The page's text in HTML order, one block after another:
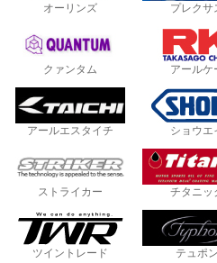
オーリンズ プレクサ
クァンタム アールケ
アールエスタイチ ショウエ
ストライカー チタニッ
ツイントレード テュポン